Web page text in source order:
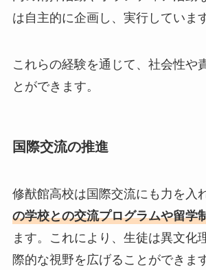
は自主的に企画し、実行しています
これらの経験を通じて、社会性や
とができます。
国際交流の推進
修猷館高校は国際交流にも力を入
の学校との交流プログラムや留学
ます。これにより、生徒は異文化
際的な視野を広げることができま